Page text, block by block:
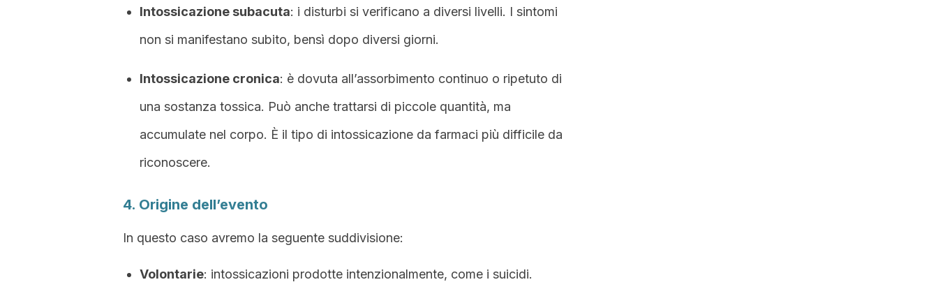
Intossicazione subacuta: i disturbi si verificano a diversi livelli. I sintomi
non si manifestano subito, bensì dopo diversi giorni.
Intossicazione cronica: è dovuta all’assorbimento continuo o ripetuto di
una sostanza tossica. Può anche trattarsi di piccole quantità, ma
accumulate nel corpo. È il tipo di intossicazione da farmaci più difficile da
riconoscere.
4. Origine dell’evento
In questo caso avremo la seguente suddivisione:
Volontarie: intossicazioni prodotte intenzionalmente, come i suicidi.